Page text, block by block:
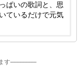
ぱいの歌詞と、思
ているだけで元気
-----------------